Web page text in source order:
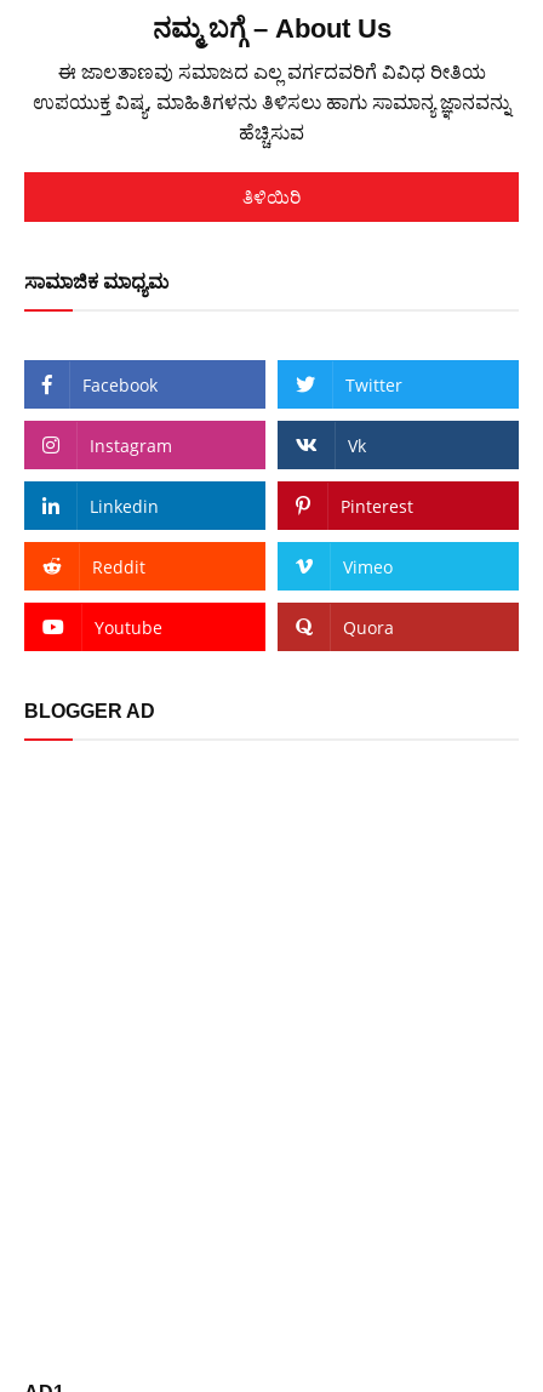
ನಮ್ಮ ಬಗ್ಗೆ – About Us
ಈ ಜಾಲತಾಣವು ಸಮಾಜದ ಎಲ್ಲ ವರ್ಗದವರಿಗೆ ವಿವಿಧ ರೀತಿಯ
ಉಪಯುಕ್ತ ವಿಷ್ಯ, ಮಾಹಿತಿಗಳನು ತಿಳಿಸಲು ಹಾಗು ಸಾಮಾನ್ಯ ಜ್ಞಾನವನ್ನು
ಹೆಚ್ಚಿಸುವ
ತಿಳಿಯಿರಿ
ಸಾಮಾಜಿಕ ಮಾಧ್ಯಮ
Facebook Twitter
Instagram Vk
Linkedin Pinterest
Reddit Vimeo
Youtube Quora
BLOGGER AD